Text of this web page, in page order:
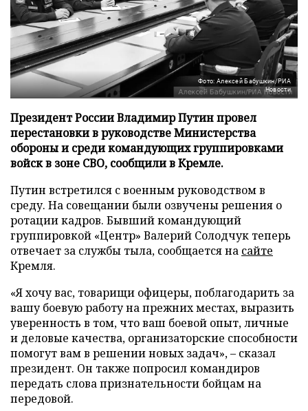
Фото: Алексей Бабушкин/РИА
Новости
Президент России Владимир Путин провел
перестановки в руководстве Министерства
обороны и среди командующих группировками
войск в зоне СВО, сообщили в Кремле.
Путин встретился с военным руководством в
среду. На совещании были озвучены решения о
ротации кадров. Бывший командующий
группировкой «Центр» Валерий Солодчук теперь
отвечает за службы тыла, сообщается на сайте
Кремля.
«Я хочу вас, товарищи офицеры, поблагодарить за
вашу боевую работу на прежних местах, выразить
уверенность в том, что ваш боевой опыт, личные
и деловые качества, организаторские способности
помогут вам в решении новых задач», – сказал
президент. Он также попросил командиров
передать слова признательности бойцам на
передовой.